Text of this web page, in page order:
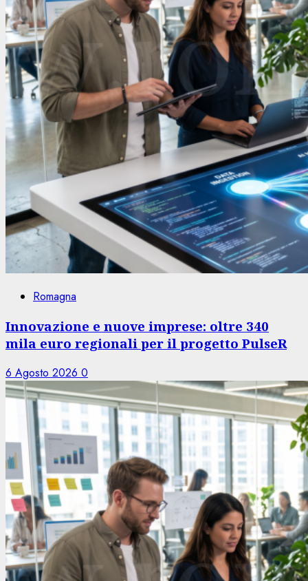
Romagna
Innovazione e nuove imprese: oltre 340
mila euro regionali per il progetto PulseR
6 Agosto 2026 0